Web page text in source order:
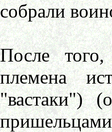
собрали
После
племена
"вастаки")